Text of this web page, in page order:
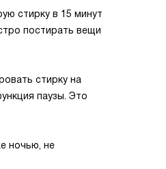
стирку в 15 минут
постирать вещи
стирку на
паузы. Это
ночью, не